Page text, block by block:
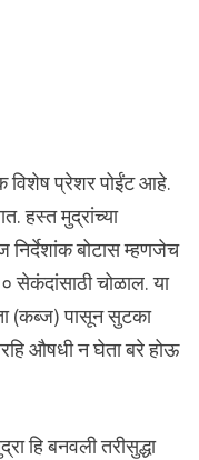
विशेष प्रेशर पोईंट आहे.
हस्त मुद्रांच्या
बोटास म्हणजेच
चोळाल. या
(कब्ज) पासून सुटका
औषधी न घेता बरे होऊ
हि बनवली तरीसुद्धा